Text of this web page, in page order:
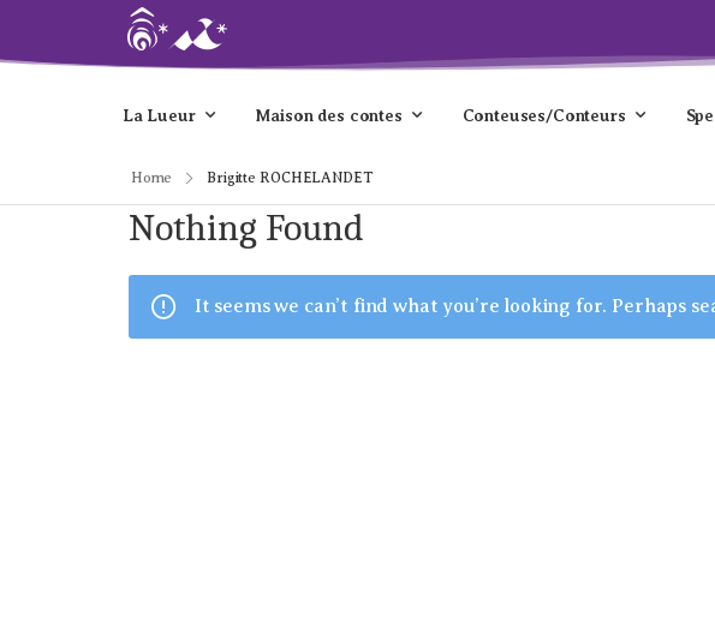
La Lueur Maison des contes Conteuses/Conteurs
Home Brigitte ROCHELANDET
Nothing Found
It seems we can’t find what you’re looking for. Perhaps